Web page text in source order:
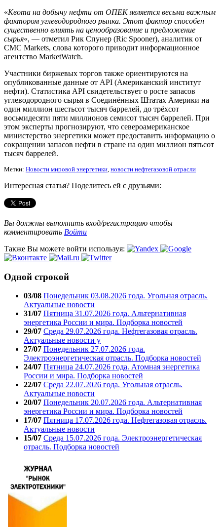
«Квота на добычу нефти от ОПЕК является весьма важным
фактором углеводородного рынка. Этот фактор способен
существенно влиять на ценообразование и предложение
сырья«, — отметил Рик Спунер (Ric Spooner), аналитик от
CMC Markets, слова которого приводит информационное
агентство MarketWatch.
Участники биржевых торгов также ориентируются на
опубликованные данные от API (Американский институт
нефти). Статистика API свидетельствует о росте запасов
углеводородного сырья в Соединённых Штатах Америки на
один миллион шестьсот тысяч баррелей, до трёхсот
восьмидесяти пяти миллионов семисот тысяч баррелей. При
этом эксперты прогнозируют, что североамериканское
министерство энергетики может предоставить информацию о
сокращении запасов нефти в стране на один миллион пятьсот
тысяч баррелей.
Метки: Новости мировой энергетики, новости нефтегазовой отрасли
Интересная статья? Поделитесь ей с друзьями:
Вы должны выполнить вход/регистрацию чтобы
комментировать Войти
Также Вы можете войти используя:
Одной строкой
03/08 Понедельник 03.08.2026 года. Угольная отрасль.
Актуальные новости
31/07 Пятница 31.07.2026 года. Альтернативная
энергетика России и мира. Подборка новостей
29/07 Среда 29.07.2026 года. Нефтегазовая отрасль.
Актуальные новости у
27/07 Понедельник 27.07.2026 года.
Электроэнергетическая отрасль. Подборка новостей
24/07 Пятница 24.07.2026 года. Атомная энергетика
России и мира. Подборка новостей
22/07 Среда 22.07.2026 года. Угольная отрасль.
Актуальные новости
20/07 Понедельник 20.07.2026 года. Альтернативная
энергетика России и мира. Подборка новостей
17/07 Пятница 17.07.2026 года. Нефтегазовая отрасль.
Актуальные новости
15/07 Среда 15.07.2026 года. Электроэнергетическая
отрасль. Подборка новостей